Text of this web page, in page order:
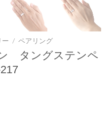
ー / ペアリング
タングステンペ